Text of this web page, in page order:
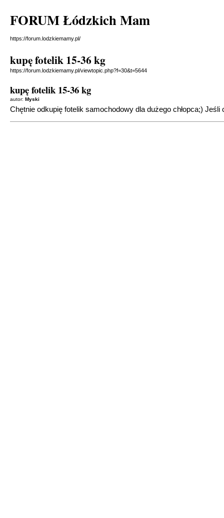
FORUM Łódzkich Mam
https://forum.lodzkiemamy.pl/
kupę fotelik 15-36 kg
https://forum.lodzkiemamy.pl/viewtopic.php?f=30&t=5644
kupę fotelik 15-36 kg
autor: Myski
Chętnie odkupię fotelik samochodowy dla dużego chłopca;)